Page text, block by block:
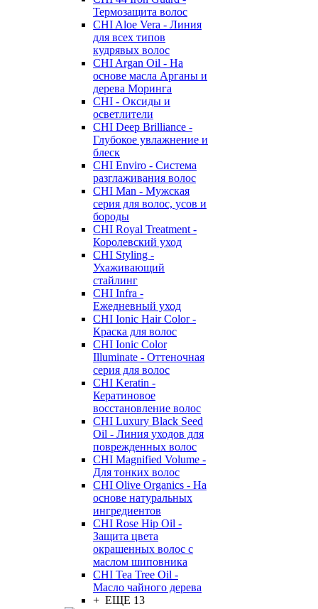
Термозащита волос
CHI Aloe Vera - Линия
для всех типов
кудрявых волос
CHI Argan Oil - На
основе масла Арганы и
дерева Моринга
CHI - Оксиды и
осветлители
CHI Deep Brilliance -
Глубокое увлажнение и
блеск
CHI Enviro - Система
разглаживания волос
CHI Man - Мужская
серия для волос, усов и
бороды
CHI Royal Treatment -
Королевский уход
CHI Styling -
Ухаживающий
стайлинг
CHI Infra -
Ежедневный уход
CHI Ionic Hair Color -
Краска для волос
CHI Ionic Color
Illuminate - Оттеночная
серия для волос
CHI Keratin -
Кератиновое
восстановление волос
CHI Luxury Black Seed
Oil - Линия уходов для
поврежденных волос
CHI Magnified Volume -
Для тонких волос
CHI Olive Organics - На
основе натуральных
ингредиентов
CHI Rose Hip Oil -
Защита цвета
окрашенных волос с
маслом шиповника
CHI Tea Tree Oil -
Масло чайного дерева
+ ЕЩЕ 13